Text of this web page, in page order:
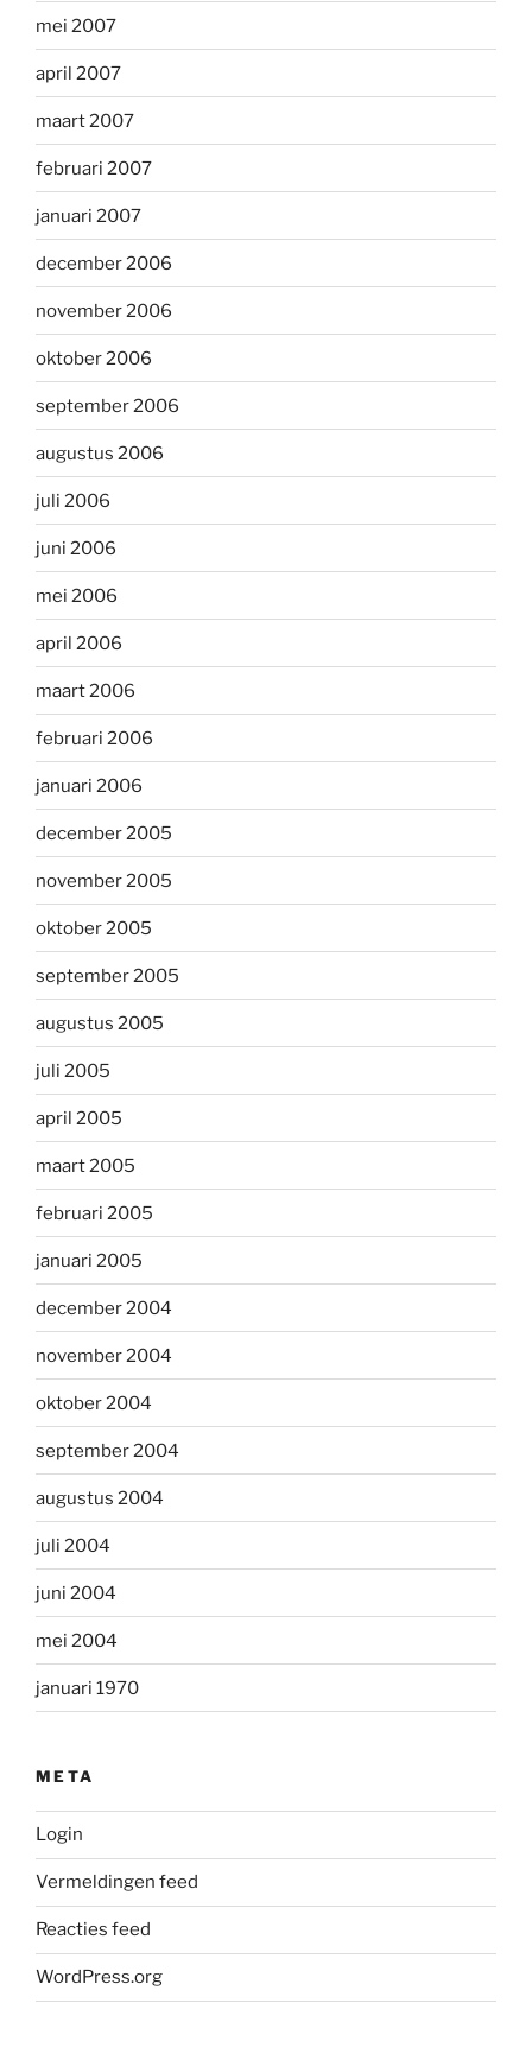
mei 2007
april 2007
maart 2007
februari 2007
januari 2007
december 2006
november 2006
oktober 2006
september 2006
augustus 2006
juli 2006
juni 2006
mei 2006
april 2006
maart 2006
februari 2006
januari 2006
december 2005
november 2005
oktober 2005
september 2005
augustus 2005
juli 2005
april 2005
maart 2005
februari 2005
januari 2005
december 2004
november 2004
oktober 2004
september 2004
augustus 2004
juli 2004
juni 2004
mei 2004
januari 1970
META
Login
Vermeldingen feed
Reacties feed
WordPress.org